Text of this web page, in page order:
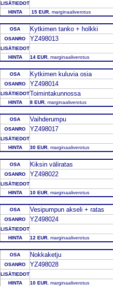
LISÄTIEDOT
HINTA
15 EUR , marginaaliverotus
OSA Kytkimen tanko + holkki
OSANRO YZ498013
LISÄTIEDOT
HINTA
14 EUR , marginaaliverotus
OSA Kytkimen kuluvia osia
OSANRO YZ498014
LISÄTIEDOTToimintakunnossa
HINTA 8 EUR , marginaaliverotus
OSA Vaihderumpu
OSANRO YZ498017
LISÄTIEDOT
HINTA
30 EUR , marginaaliverotus
OSA Kiksin väliratas
OSANRO YZ498022
LISÄTIEDOT
HINTA
10 EUR , marginaaliverotus
OSA Vesipumpun akseli + ratas
OSANRO YZ498024
LISÄTIEDOT
HINTA
12 EUR , marginaaliverotus
OSA Nokkaketju
OSANRO YZ498028
LISÄTIEDOT
HINTA
10 EUR , marginaaliverotus